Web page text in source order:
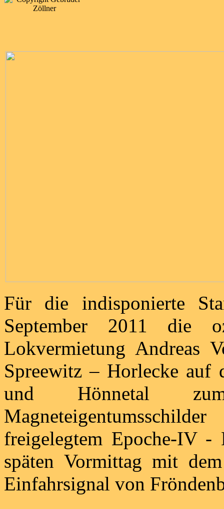
Für die indisponierte
September 2011 die
Lokvermietung Andreas
Spreewitz – Horlecke auf
und Hönnetal
freigelegtem Epoche-IV
späten Vormittag mit
Einfahrsignal von